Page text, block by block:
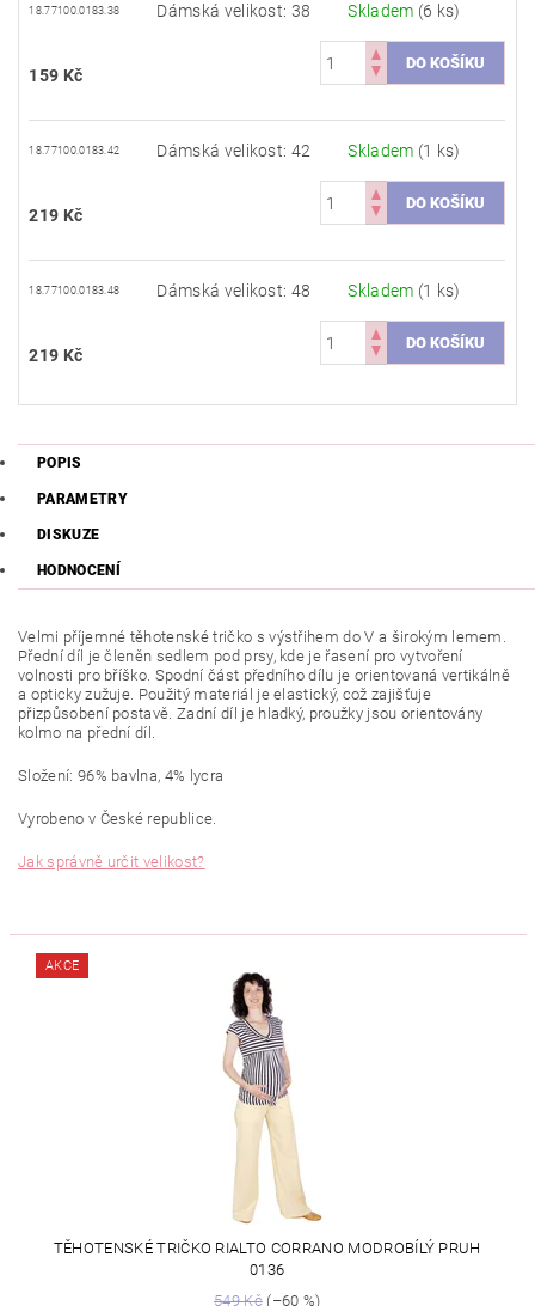
18.77100.0183.38 Dámská velikost: 38 Skladem (6 ks)
159 Kč
18.77100.0183.42 Dámská velikost: 42 Skladem (1 ks)
219 Kč
18.77100.0183.48 Dámská velikost: 48 Skladem (1 ks)
219 Kč
POPIS
PARAMETRY
DISKUZE
HODNOCENÍ
Velmi příjemné těhotenské tričko s výstřihem do V a širokým lemem.
Přední díl je členěn sedlem pod prsy, kde je řasení pro vytvoření
volnosti pro bříško. Spodní část předního dílu je orientovaná vertikálně
a opticky zužuje. Použitý materiál je elastický, což zajišťuje
přizpůsobení postavě. Zadní díl je hladký, proužky jsou orientovány
kolmo na přední díl.
Složení: 96% bavlna, 4% lycra
Vyrobeno v České republice.
Jak správně určit velikost?
AKCE
TĚHOTENSKÉ TRIČKO RIALTO CORRANO MODROBÍLÝ PRUH
0136
549 Kč(–60 %)